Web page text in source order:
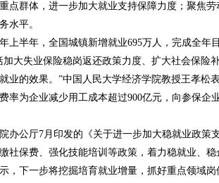
点群体，进一步加大就业支持保障力度；聚焦
水平。
上半年，全国城镇新增就业695万人，完成全年目
大失业保险稳岗返还政策力度、扩大社会保险
业的效果。”中国人民大学经济学院教授王孝松表
率为企业减少用工成本超过900亿元，向参保企
办公厅7月印发的《关于进一步加大稳就业政策
社保费、强化技能培训等政策，着力稳就业、稳
，下一步将挖掘培育就业增量，抓好重点领域